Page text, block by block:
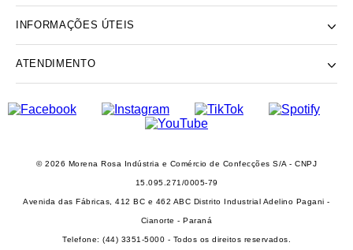
NOSSAS LOJAS
POLÍTICA DE PRIVACIDADE
INSTITUTO MORENA ROSA
PERSONAL SHOPPER
INFORMAÇÕES ÚTEIS
ATENDIMENTO
FALECONOSCO@IODICE.COM.BR
DAS 08 ÀS 18H
© 2026 Morena Rosa Indústria e Comércio de Confecções S/A - CNPJ
15.095.271/0005-79
Avenida das Fábricas, 412 BC e 462 ABC Distrito Industrial Adelino Pagani -
Cianorte - Paraná
Telefone: (44) 3351-5000 - Todos os direitos reservados.